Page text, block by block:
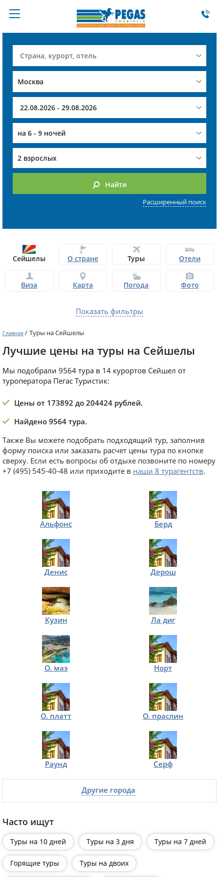
на 6 - 9 ночей
2 взрослых
Найти
Расширенный поиск
Сейшелы О стране Туры Отели
Виза Карта Погода Фото
Показать фильтры
Главная / Туры на Сейшелы
Лучшие цены на туры на Сейшелы
Мы подобрали 9564 тура в 14 курортов Сейшел от
туроператора Пегас Туристик:
Цены от 173892 до 204424 рублей.
Найдено 9564 тура.
Также Вы можете подобрать подходящий тур, заполнив
форму поиска или заказать расчет цены тура по кнопке
сверху. Если есть вопросы об отдыхе позвоните по номеру
+7 (495) 545-40-48 или приходите в наши 8 турагентств.
Альфонс Берд
Денис Дерош
Кузин Ла диг
O. маэ Норт
О. платт О. праслин
Раунд Серф
Другие города
Часто ищут
Туры на 10 дней Туры на 3 дня Туры на 7 дней
Горящие туры Туры на двоих